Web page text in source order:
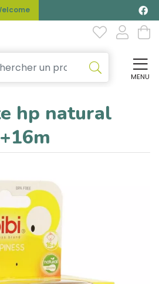
MENU
hp natural